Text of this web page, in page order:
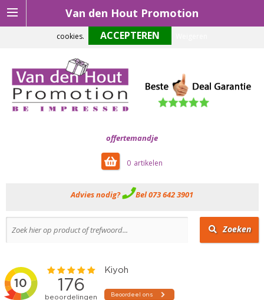
Van den Hout Promotion
offertemandje
0
Advies nodig? Bel 073 642 3901
Zoeken
Om onze website optimaal te laten functioneren maken wij gebruik van
cookies.